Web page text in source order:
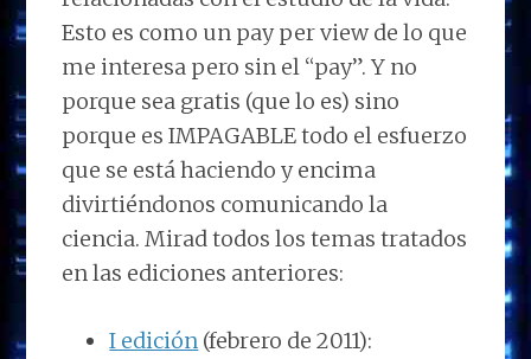
Esto es como un pay per view de lo que
me interesa pero sin el “pay”. Y no
porque sea gratis (que lo es) sino
porque es IMPAGABLE todo el esfuerzo
que se está haciendo y encima
divirtiéndonos comunicando la
ciencia. Mirad todos los temas tratados
en las ediciones anteriores:
I edición (febrero de 2011):